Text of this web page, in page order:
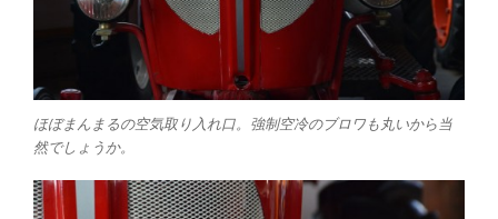
ほぼまんまるの空気取り入れ口。強制空冷のブロワも丸いから当
然でしょうか。